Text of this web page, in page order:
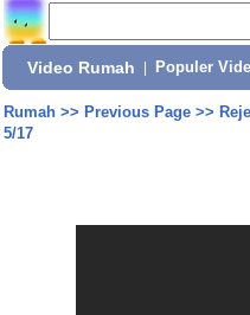
Video Rumah Populer
Rumah>> Previous Page>>
5/17